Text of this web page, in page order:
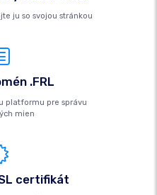
ju so svojou stránkou
.FRL
platformu pre správu
mien
certifikát